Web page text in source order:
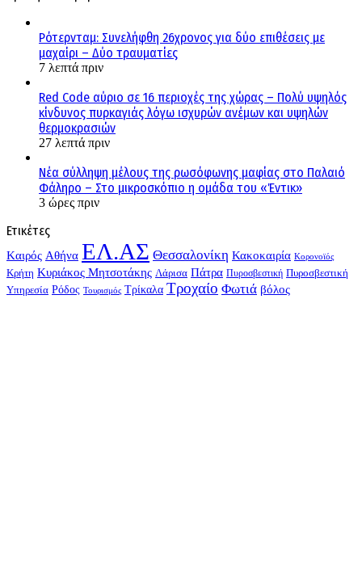
Ρότερνταμ: Συνελήφθη 26χρονος για δύο επιθέσεις με
μαχαίρι – Δύο τραυματίες
7 λεπτά πριν
Red Code αύριο σε 16 περιοχές της χώρας – Πολύ υψηλός
κίνδυνος πυρκαγιάς λόγω ισχυρών ανέμων και υψηλών
θερμοκρασιών
27 λεπτά πριν
Νέα σύλληψη μέλους της ρωσόφωνης μαφίας στο Παλαιό
Φάληρο – Στο μικροσκόπιο η ομάδα του «Έντικ»
3 ώρες πριν
Ετικέτες
Kαιρός Αθήνα ΕΛ.ΑΣ Θεσσαλονίκη Κακοκαιρία Κορονοϊός
Κρήτη Κυριάκος Μητσοτάκης Λάρισα Πάτρα Πυροσβεστική Πυροσβεστική
Υπηρεσία Ρόδος Τουρισμός Τρίκαλα Τροχαίο Φωτιά βόλος